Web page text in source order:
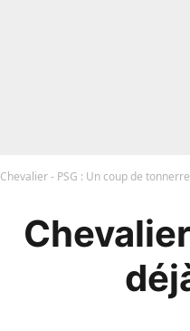
Chevalier - PSG : Un coup de